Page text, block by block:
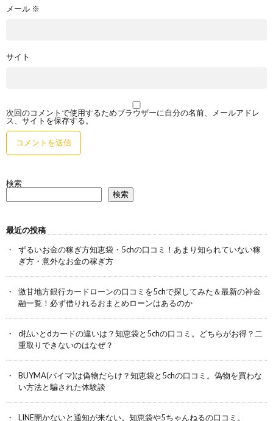
メール ※
サイト
次回のコメントで使用するためブラウザーに自分の名前、メールアドレ
ス、サイトを保存する。
検索
検索
最近の投稿
ずるいお金の稼ぎ方知恵袋・5chの口コミ！あまり知られていない稼
ぎ方・意外なお金の稼ぎ方
激甘地方銀行カードローンの口コミを5chで探してみた＆最新の神金
融一覧！必ず借りれるおまとめローンはあるのか
d払いとdカードの違いは？知恵袋と5chの口コミ。どちらがお得？二
重取りできないのはなぜ？
BUYMA(バイマ)は偽物だらけ？知恵袋と5chの口コミ。偽物を買わな
い方法と騙された体験談
LINE開かないと通知が来ない。知恵袋や5ちゃんねるの口コミ。